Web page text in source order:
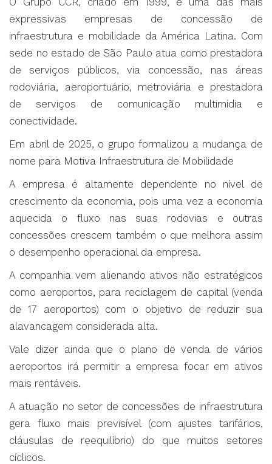
expressivas empresas de concessão de
infraestrutura e mobilidade da América Latina. Com
sede no estado de São Paulo atua como prestadora
de serviços públicos, via concessão, nas áreas
rodoviária, aeroportuário, metroviária e prestadora
de serviços de comunicação multimídia e
conectividade.
Em abril de 2025, o grupo formalizou a mudança de
nome para Motiva Infraestrutura de Mobilidade
A empresa é altamente dependente no nível de
crescimento da economia, pois uma vez a economia
aquecida o fluxo nas suas rodovias e outras
concessões crescem também o que melhora assim
o desempenho operacional da empresa.
A companhia vem alienando ativos não estratégicos
como aeroportos, para reciclagem de capital (venda
de 17 aeroportos) com o objetivo de reduzir sua
alavancagem considerada alta.
Vale dizer ainda que o plano de venda de vários
aeroportos irá permitir a empresa focar em ativos
mais rentáveis.
A atuação no setor de concessões de infraestrutura
gera fluxo mais previsível (com ajustes tarifários,
cláusulas de reequilíbrio) do que muitos setores
cíclicos.